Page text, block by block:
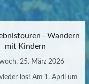
- Wandern
mit Kindern
25. März 2026
los! Am 1. April um